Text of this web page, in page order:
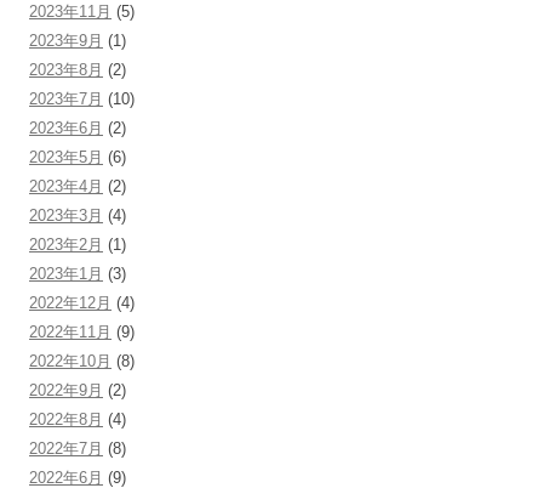
2023年11月 (5)
2023年9月 (1)
2023年8月 (2)
2023年7月 (10)
2023年6月 (2)
2023年5月 (6)
2023年4月 (2)
2023年3月 (4)
2023年2月 (1)
2023年1月 (3)
2022年12月 (4)
2022年11月 (9)
2022年10月 (8)
2022年9月 (2)
2022年8月 (4)
2022年7月 (8)
2022年6月 (9)